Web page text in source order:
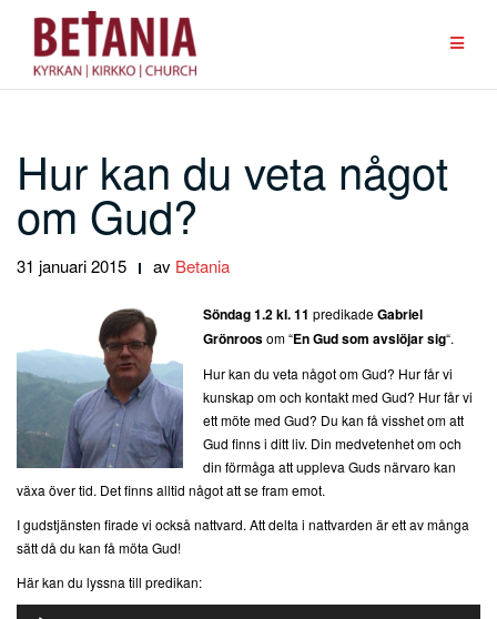
Hoppa
innehåll
Hur kan du veta något
om Gud?
31 januari 2015 av Betania
Söndag 1.2 kl. 11 predikadeGabriel
Grönroosom “En Gud som avslöjar sig“.
Hur kan du veta något om Gud? Hur får vi
kunskap om och kontakt med Gud? Hur får vi
ett möte med Gud? Du kan få visshet om att
Gud finns i ditt liv. Din medvetenhet om och
din förmåga att uppleva Guds närvaro kan
växa över tid. Det finns alltid något att se fram emot.
I gudstjänsten firade vi också nattvard. Att delta i nattvarden är ett av många
sätt då du kan få möta Gud!
Här kan du lyssna till predikan: